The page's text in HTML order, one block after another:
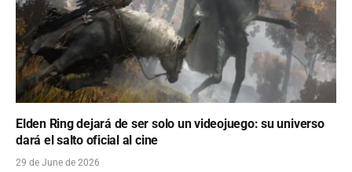
Elden Ring dejará de ser solo un videojuego: su universo
dará el salto oficial al cine
29 de June de 2026